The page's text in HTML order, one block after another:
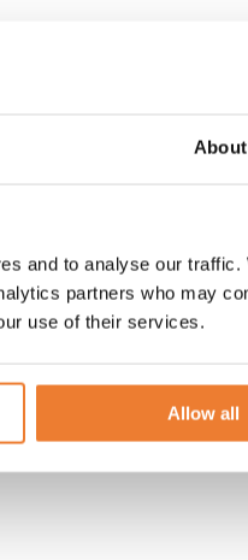
About
and to analyse our traffic.
partners who may
use of their services.
Allow all